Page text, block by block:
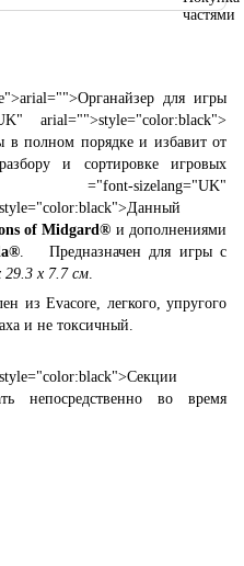
arial="">Органайзер для игры
arial="">style="color:black">
в полном порядке и избавит от
и сортировке игровых
sizelang="UK"
style="color:black">Данный
of Midgard® и дополнениями
. Предназначен для игры с
29.3 x 7.7 см
из Evacore, легкого, упругого
и не токсичный.
style="color:black">Секции
непосредственно во время